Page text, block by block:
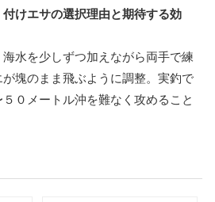
けエサの選択理由と期待する効
水を少しずつ加えながら両手で練
塊のまま飛ぶように調整。実釣で
０メートル沖を難なく攻めること